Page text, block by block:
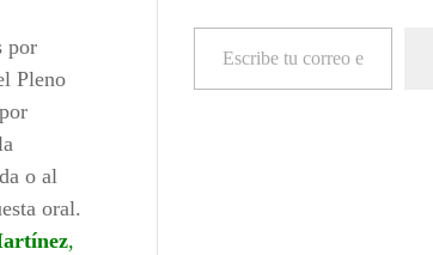
por
Pleno
o al
oral.
,
Escribe tu correo electrónico…